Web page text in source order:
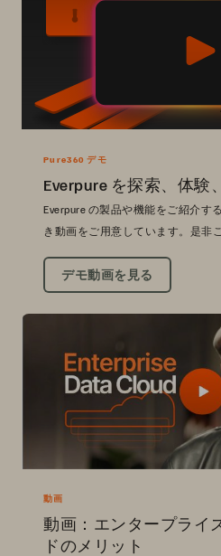
Pure360 デモ
Everpure を探索、体験
Everpure の製品や機能をご紹介す
き動画をご用意しています。是非
デモ動画を見る
動画
動画：エンタープライ
ドのメリット